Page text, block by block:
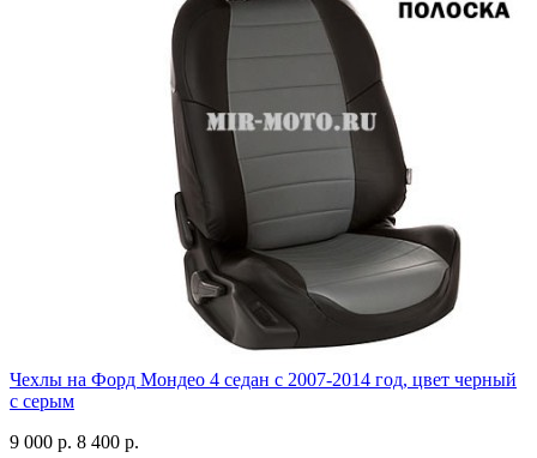
Чехлы на Форд Мондео 4 седан с 2007-2014 год, цвет черный
с серым
9 000 р. 8 400 р.